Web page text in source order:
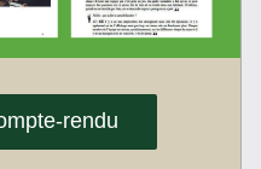
rendu